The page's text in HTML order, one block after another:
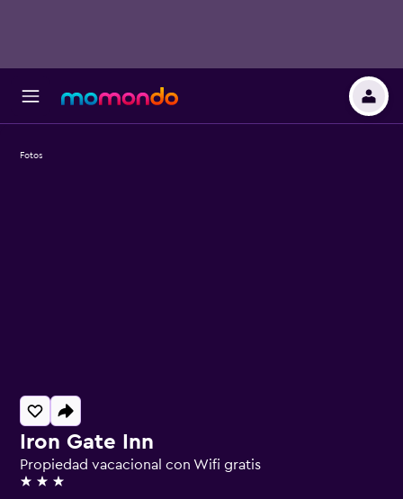
Iron Gate Inn
Propiedad vacacional con Wifi gratis
3 estrellas
Fotos